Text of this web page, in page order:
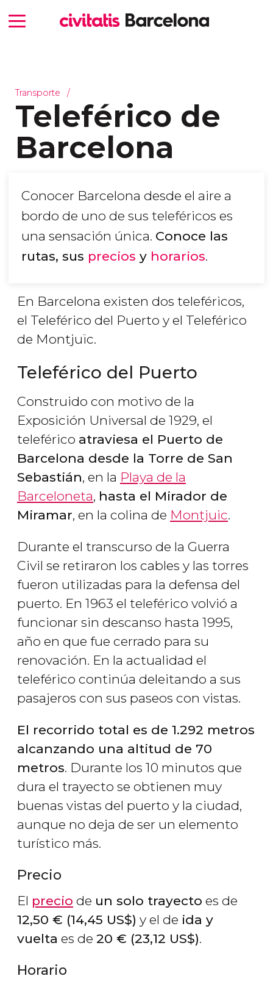
Transporte
Teleférico de
Barcelona
Conocer Barcelona desde el aire a
bordo de uno de sus teleféricos es
una sensación única. Conoce las
rutas, sus precios y horarios.
En Barcelona existen dos teleféricos,
el Teleférico del Puerto y el Teleférico
de Montjuïc.
Teleférico del Puerto
Construido con motivo de la
Exposición Universal de 1929, el
teleférico atraviesa el Puerto de
Barcelona desde la Torre de San
Sebastián, en la Playa de la
Barceloneta, hasta el Mirador de
Miramar, en la colina de Montjuic.
Durante el transcurso de la Guerra
Civil se retiraron los cables y las torres
fueron utilizadas para la defensa del
puerto. En 1963 el teleférico volvió a
funcionar sin descanso hasta 1995,
año en que fue cerrado para su
renovación. En la actualidad el
teleférico continúa deleitando a sus
pasajeros con sus paseos con vistas.
El recorrido total es de 1.292 metros
alcanzando una altitud de 70
metros. Durante los 10 minutos que
dura el trayecto se obtienen muy
buenas vistas del puerto y la ciudad,
aunque no deja de ser un elemento
turístico más.
Precio
El precio de un solo trayecto es de
12,50 € (14,45 US$) y el de ida y
vuelta es de 20 € (23,12 US$).
Horario